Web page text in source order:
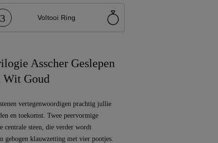
3 Voltooi Ring
Asscher Geslepen
Wit Goud
vertegenwoordigen prachtig jullie
en toekomst. Twee peervormige
centrale steen, die verder wordt
gebogen klauwzetting met vier pootjes.